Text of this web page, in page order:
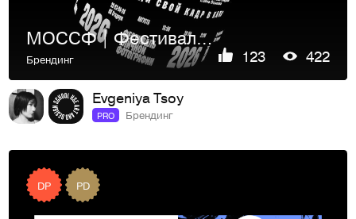
MOCCФ | Фестиваль уличной фотографии
Брендинг 123 422
Evgeniya Tsoy
PRO Брендинг
DP PD